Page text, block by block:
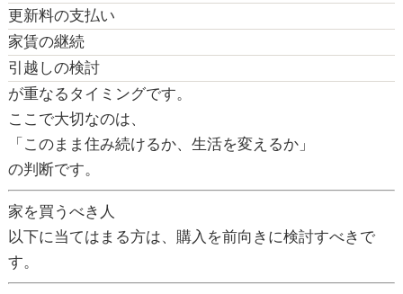
更新料の支払い
家賃の継続
引越しの検討
が重なるタイミングです。
ここで大切なのは、
「このまま住み続けるか、生活を変えるか」
の判断です。
家を買うべき人
以下に当てはまる方は、購入を前向きに検討すべきで
す。